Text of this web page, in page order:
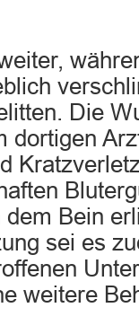
Die
dortigen
Bein
sei es
weitere